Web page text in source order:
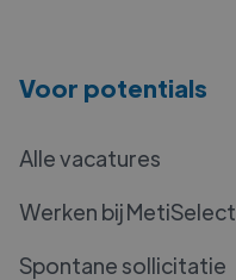
Voor potentials
Alle vacatures
Werken bij MetiSelect
Spontane sollicitatie